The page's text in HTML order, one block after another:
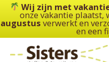
Wij zijn met
onze vakantie plaatst,
augustus verwerkt en
en een
de
inhoud